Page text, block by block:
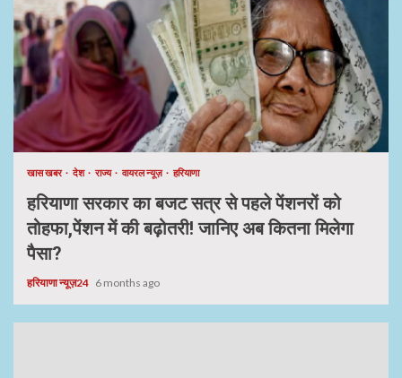
खास खबर देश राज्य वायरल न्यूज़ हरियाणा
हरियाणा सरकार का बजट सत्र से पहले पेंशनरों को
तोहफा,पेंशन में की बढ़ोतरी! जानिए अब कितना मिलेगा
पैसा?
हरियाणा न्यूज़24 6 months ago